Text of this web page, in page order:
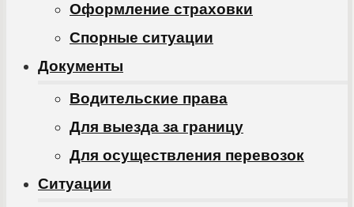
Оформление страховки
Спорные ситуации
Документы
Водительские права
Для выезда за границу
Для осуществления перевозок
Ситуации